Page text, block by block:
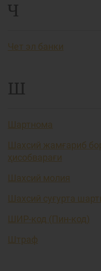
Ч
Чет эл банки
Ш
Шартнома
Шахсий жамғариб
ҳисобварағи
Шахсий молия
Шахсий суғурта
ШИР-код (Пин-код)
Штраф